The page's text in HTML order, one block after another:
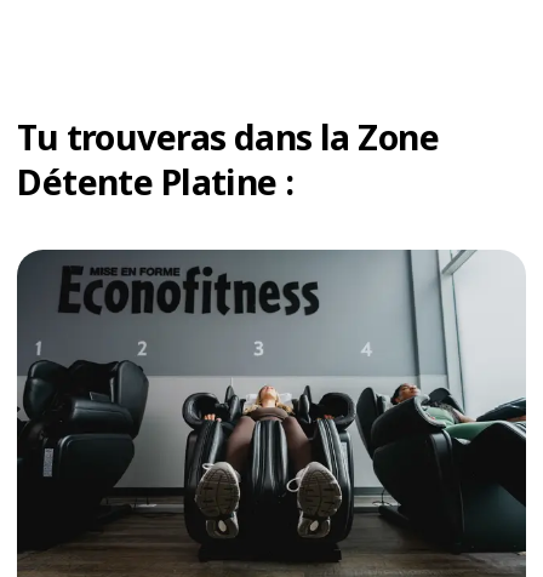
Tu trouveras dans la Zone
Détente Platine :